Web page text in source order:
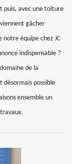
puis, avec une toiture
gâcher
notre équipe chez JC
indispensable ?
de la
désormais possible
ensemble un